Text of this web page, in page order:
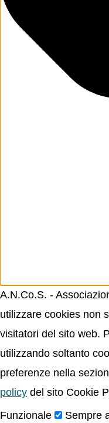
A.N.Co.S. -
utilizzare cookies non
visitatori del sito web.
utilizzando soltanto
preferenze nella
policy del sito Cookie
Funzionale
Sempre